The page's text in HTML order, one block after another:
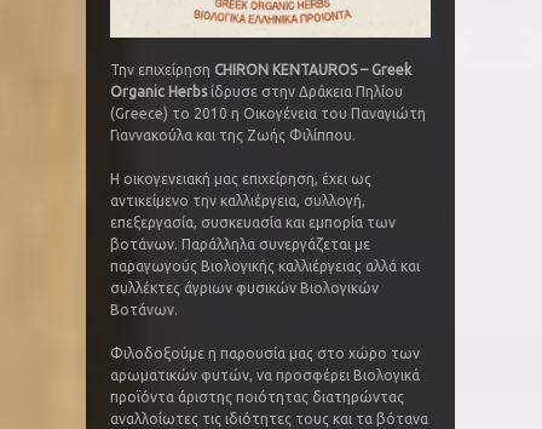
Την επιχείρηση CHIRON KENTAUROS – Greek
Organic Herbsίδρυσε στην Δράκεια Πηλίου
(Greece) το 2010 η Οικογένεια του Παναγιώτη
Γιαννακούλα και της Ζωής Φιλίππου.
Η οικογενειακή μας επιχείρηση, έχει ως
αντικείμενο την καλλιέργεια, συλλογή,
επεξεργασία, συσκευασία και εμπορία των
βοτάνων. Παράλληλα συνεργάζεται με
παραγωγούς Βιολογικής καλλιέργειας αλλά και
συλλέκτες άγριων φυσικών Βιολογικών
Βοτάνων.
Φιλοδοξούμε η παρουσία μας στο χώρο των
αρωματικών φυτών, να προσφέρει Βιολογικά
προϊόντα άριστης ποιότητας διατηρώντας
αναλλοίωτες τις ιδιότητες τους και τα βότανα